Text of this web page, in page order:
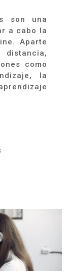
son una
a cabo la
Aparte
como
la